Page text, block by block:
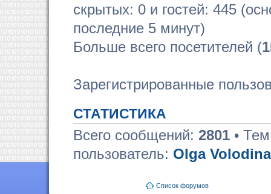
скрытых: 0 и гостей: 445
последние 5 минут)
Больше всего посетителей (
Зарегистрированные
СТАТИСТИКА
Всего сообщений: 2801 •
пользователь: Olga Volodina
Список форумов